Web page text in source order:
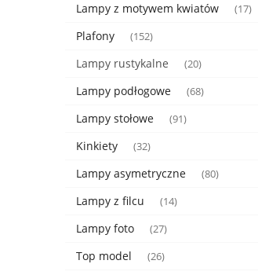
Lampy z motywem kwiatów (17)
Plafony (152)
Lampy rustykalne (20)
Lampy podłogowe (68)
Lampy stołowe (91)
Kinkiety (32)
Lampy asymetryczne (80)
Lampy z filcu (14)
Lampy foto (27)
Top model (26)